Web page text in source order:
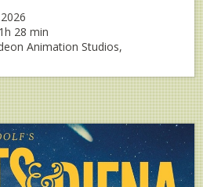
1h 28 min
Animation Studios,